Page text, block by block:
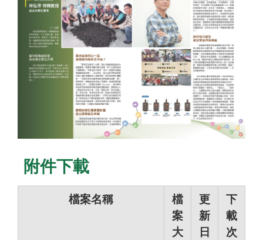
綠色化學教育類得獎人林弘萍教授事蹟專頁
獲獎人：林弘萍特聘教授，成功大學化學系。
重點貢獻：發展「菱角殼身蛻變．官田烏金聲
說明農業碳化轉換技術應用、農廢資源高階循
選文內容詳述地方創生、產官學合作新典範，
附件下載
檔案名稱
檔
案
大
更
新
日
下
載
次